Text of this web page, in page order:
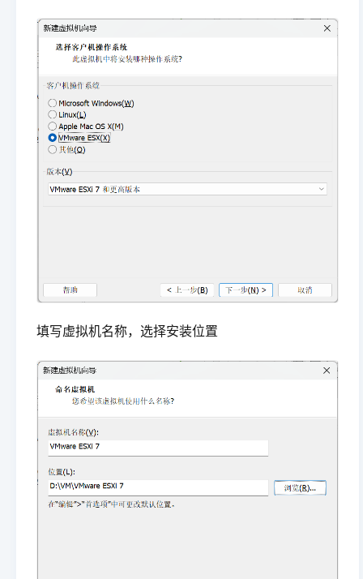
填写虚拟机名称，选择安装位置